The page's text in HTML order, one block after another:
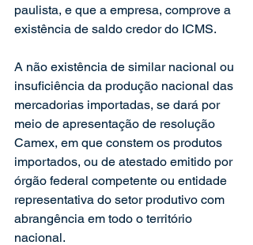
paulista, e que a empresa, comprove a
existência de saldo credor do ICMS.
A não existência de similar nacional ou
insuficiência da produção nacional das
mercadorias importadas, se dará por
meio de apresentação de resolução
Camex, em que constem os produtos
importados, ou de atestado emitido por
órgão federal competente ou entidade
representativa do setor produtivo com
abrangência em todo o território
nacional.